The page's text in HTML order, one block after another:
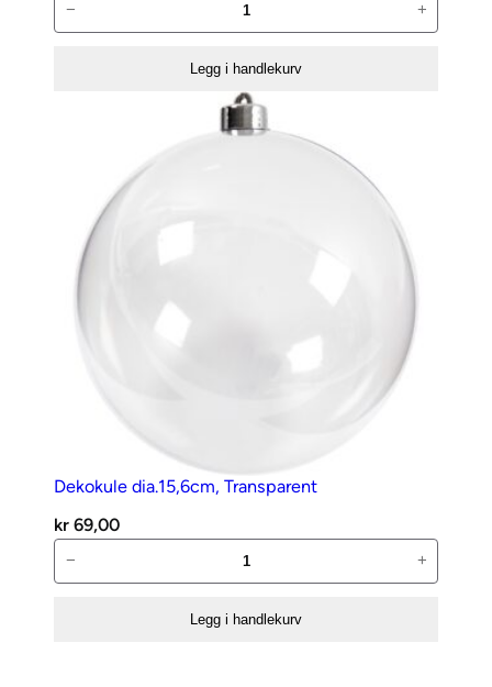
Hvit
− +
Legg i handlekurv
Dekokule dia.15,6cm, Transparent
kr 69,00
dia.15,6cm,
− +
Legg i handlekurv